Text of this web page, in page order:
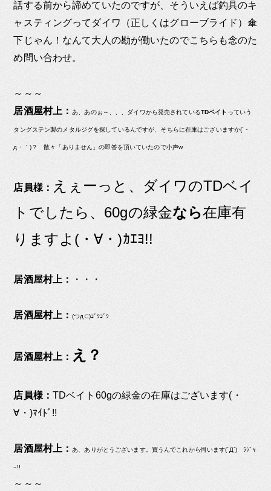
話する前から諦めていたのですが、そういえば釣具のキ
ャスティングってダイワ（正しくはグローブライド）傘
下じゃん！なんて大人の勘が働いたのでこちらも念のた
め問い合わせ。
～～～
居酒屋村上：
あ、あのぉ～、、、ダイワから発売されているTDベイト っていう
タングステン製のメタルジグを探しているんですが、そちらに在庫はございますか(´・
д・｀)？ 散々「ありません」の即答を頂いていたので小声w
店員様： えぇーっと、ダイワのTDベイ
トでしたら、60gの緑金なら在庫有
りますよ(・∀・)ｶｴﾖ!!
居酒屋村上： ・・・
居酒屋村上：(つд⊂)ｺﾞｼｺﾞｼ
居酒屋村上： え？
店員様： TDベイト60gの緑金の在庫はございます(・
∀・)ﾏｲﾄﾞ!!
居酒屋村上： あ、ありがとうございます。買うんでこれから伺います(`Д´)ゞﾗｼﾞｬ
ｰ!!
～～～